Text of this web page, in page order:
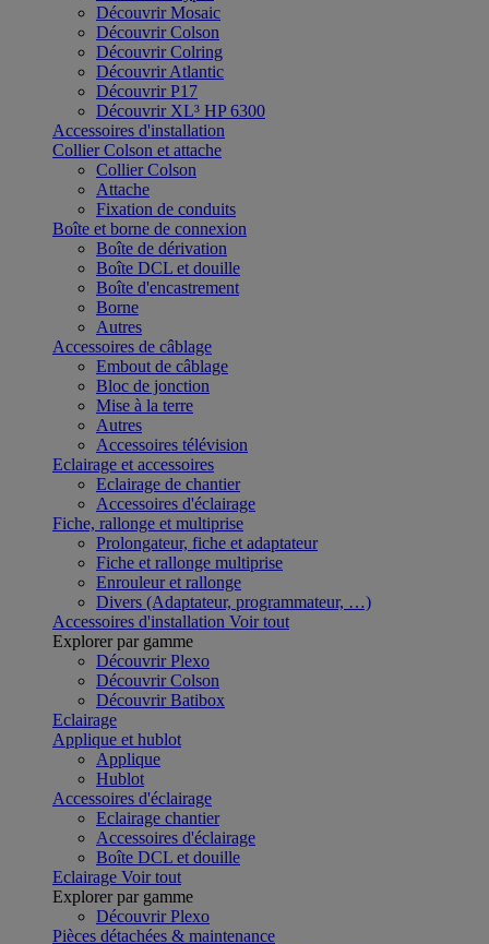
Découvrir Mosaic
Découvrir Colson
Découvrir Colring
Découvrir Atlantic
Découvrir P17
Découvrir XL³ HP 6300
Accessoires d'installation
Collier Colson et attache
Collier Colson
Attache
Fixation de conduits
Boîte et borne de connexion
Boîte de dérivation
Boîte DCL et douille
Boîte d'encastrement
Borne
Autres
Accessoires de câblage
Embout de câblage
Bloc de jonction
Mise à la terre
Autres
Accessoires télévision
Eclairage et accessoires
Eclairage de chantier
Accessoires d'éclairage
Fiche, rallonge et multiprise
Prolongateur, fiche et adaptateur
Fiche et rallonge multiprise
Enrouleur et rallonge
Divers (Adaptateur, programmateur, …)
Accessoires d'installation Voir tout
Explorer par gamme
Découvrir Plexo
Découvrir Colson
Découvrir Batibox
Eclairage
Applique et hublot
Applique
Hublot
Accessoires d'éclairage
Eclairage chantier
Accessoires d'éclairage
Boîte DCL et douille
Eclairage Voir tout
Explorer par gamme
Découvrir Plexo
Pièces détachées & maintenance